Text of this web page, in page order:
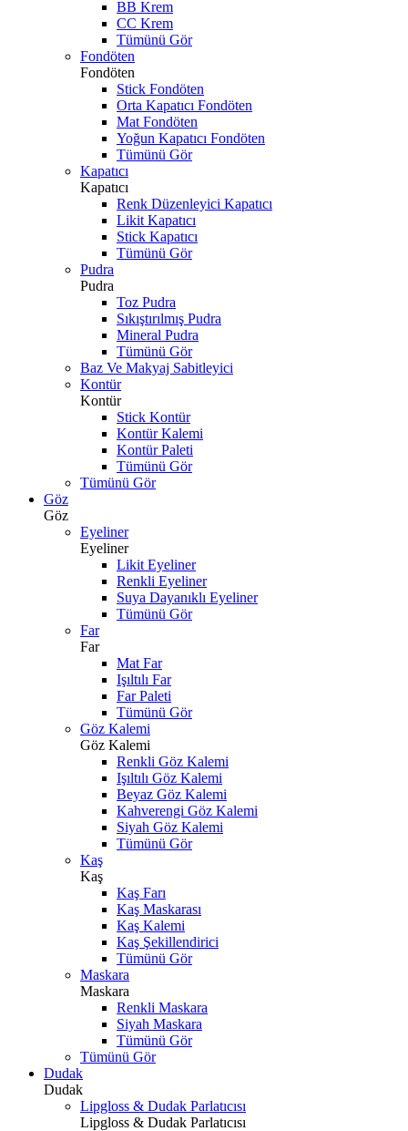
BB Krem
CC Krem
Tümünü Gör
Fondöten
Fondöten
Stick Fondöten
Orta Kapatıcı Fondöten
Mat Fondöten
Yoğun Kapatıcı Fondöten
Tümünü Gör
Kapatıcı
Kapatıcı
Renk Düzenleyici Kapatıcı
Likit Kapatıcı
Stick Kapatıcı
Tümünü Gör
Pudra
Pudra
Toz Pudra
Sıkıştırılmış Pudra
Mineral Pudra
Tümünü Gör
Baz Ve Makyaj Sabitleyici
Kontür
Kontür
Stick Kontür
Kontür Kalemi
Kontür Paleti
Tümünü Gör
Tümünü Gör
Göz
Göz
Eyeliner
Eyeliner
Likit Eyeliner
Renkli Eyeliner
Suya Dayanıklı Eyeliner
Tümünü Gör
Far
Far
Mat Far
Işıltılı Far
Far Paleti
Tümünü Gör
Göz Kalemi
Göz Kalemi
Renkli Göz Kalemi
Işıltılı Göz Kalemi
Beyaz Göz Kalemi
Kahverengi Göz Kalemi
Siyah Göz Kalemi
Tümünü Gör
Kaş
Kaş
Kaş Farı
Kaş Maskarası
Kaş Kalemi
Kaş Şekillendirici
Tümünü Gör
Maskara
Maskara
Renkli Maskara
Siyah Maskara
Tümünü Gör
Tümünü Gör
Dudak
Dudak
Lipgloss & Dudak Parlatıcısı
Lipgloss & Dudak Parlatıcısı